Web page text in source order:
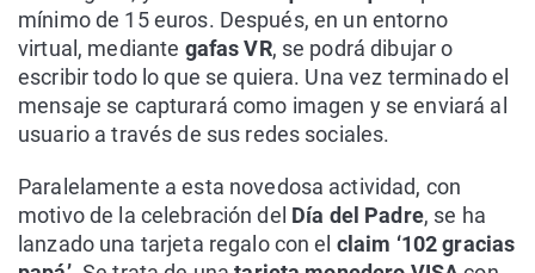
mínimo de 15 euros. Después, en un entorno
virtual, mediante gafas VR, se podrá dibujar o
escribir todo lo que se quiera. Una vez terminado el
mensaje se capturará como imagen y se enviará al
usuario a través de sus redes sociales.
Paralelamente a esta novedosa actividad, con
motivo de la celebración del Día del Padre, se ha
lanzado una tarjeta regalo con el claim ‘102 gracias